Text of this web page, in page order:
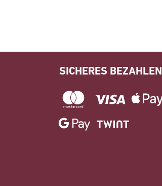
SICHERES BEZAHLEN